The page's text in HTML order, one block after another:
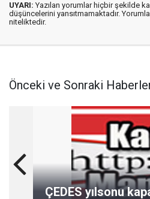
UYARI: Yazılan yorumlar hiçbir şekilde
düşüncelerini yansıtmamaktadır.
niteliktedir.
Önceki ve Sonraki
ÇEDES yılsonu